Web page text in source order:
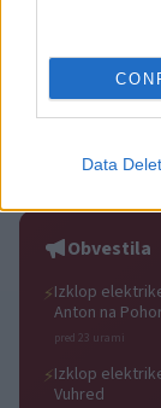
Data
Koncert skupine
Festivalu SHOTS
Obvestila
⚡Izklop
Anton na
pred 23 urami
⚡Izklop
Vuhred